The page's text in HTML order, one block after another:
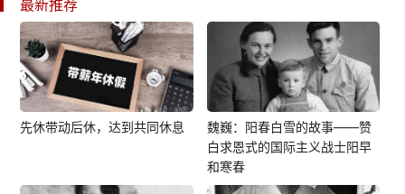
最新推荐
先休带动后休，达到共同休息
魏巍：阳春白雪的故事——赞
白求恩式的国际主义战士阳早
和寒春